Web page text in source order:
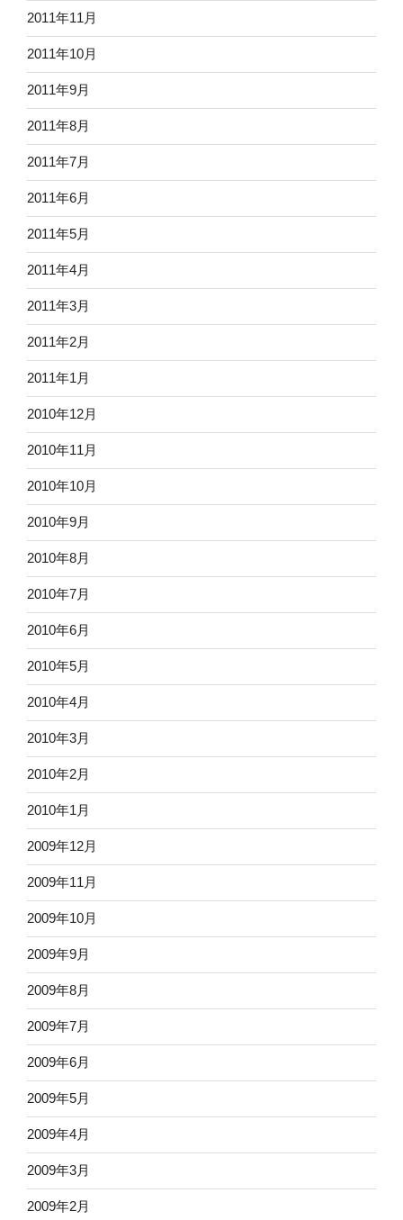
2011年11月
2011年10月
2011年9月
2011年8月
2011年7月
2011年6月
2011年5月
2011年4月
2011年3月
2011年2月
2011年1月
2010年12月
2010年11月
2010年10月
2010年9月
2010年8月
2010年7月
2010年6月
2010年5月
2010年4月
2010年3月
2010年2月
2010年1月
2009年12月
2009年11月
2009年10月
2009年9月
2009年8月
2009年7月
2009年6月
2009年5月
2009年4月
2009年3月
2009年2月